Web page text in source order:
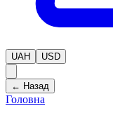
UAH USD
← Назад
Головна